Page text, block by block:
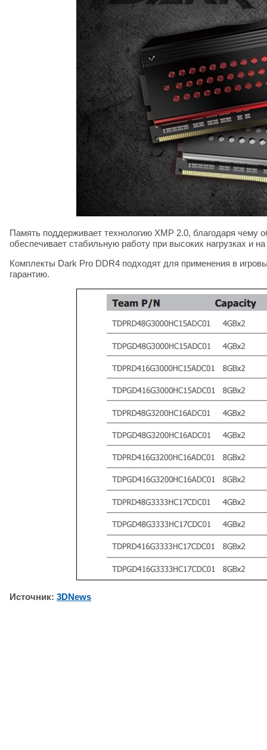
Память поддерживает технологию XMP 2.0, благодаря чему
обеспечивает стабильную работу при высоких нагрузках и
Комплекты Dark Pro DDR4 подходят для применения в
гарантию.
Источник: 3DNews